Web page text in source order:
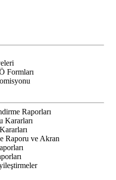
Formları
Raporları
Kararları
Raporu ve Akran